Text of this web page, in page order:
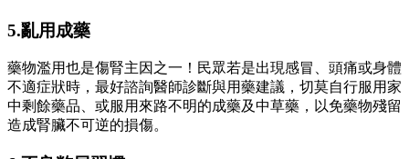
5.亂用成藥
藥物濫用也是傷腎主因之一！民眾若是出現感冒、頭痛或身體
不適症狀時，最好諮詢醫師診斷與用藥建議，切莫自行服用家
中剩餘藥品、或服用來路不明的成藥及中草藥，以免藥物殘留
造成腎臟不可逆的損傷。